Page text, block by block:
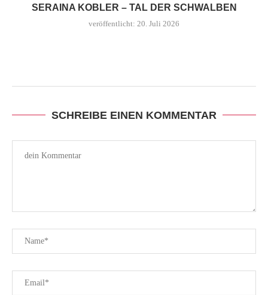
SERAINA KOBLER – TAL DER SCHWALBEN
veröffentlicht: 20. Juli 2026
SCHREIBE EINEN KOMMENTAR